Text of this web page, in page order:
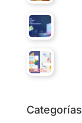
Categorías